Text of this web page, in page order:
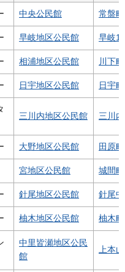
中央公民館 常盤
早岐地区公民館 早岐1
相浦地区公民館 川下
日宇地区公民館 日宇
三川内地区公民館 三川
大野地区公民館 田原
宮地区公民館 城間
針尾地区公民館 針尾
柚木地区公民館 柚木
中里皆瀬地区公民
館
上本